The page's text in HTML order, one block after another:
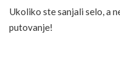
Ukoliko ste sanjali selo, a
putovanje!